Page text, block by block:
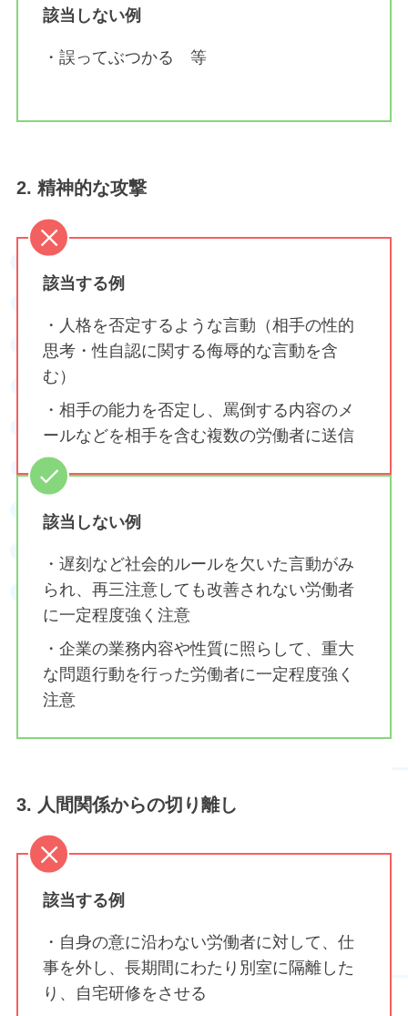
該当しない例
・誤ってぶつかる 等
2. 精神的な攻撃
該当する例
・人格を否定するような言動（相手の性的
思考・性自認に関する侮辱的な言動を含
む）
・相手の能力を否定し、罵倒する内容のメ
ールなどを相手を含む複数の労働者に送信
該当しない例
・遅刻など社会的ルールを欠いた言動がみ
られ、再三注意しても改善されない労働者
に一定程度強く注意
・企業の業務内容や性質に照らして、重大
な問題行動を行った労働者に一定程度強く
注意
3. 人間関係からの切り離し
該当する例
・自身の意に沿わない労働者に対して、仕
事を外し、⾧期間にわたり別室に隔離した
り、自宅研修をさせる